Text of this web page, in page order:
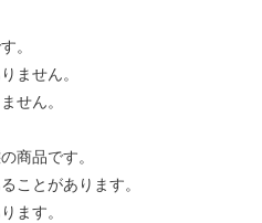
。
ません。
せん。
品です。
とがあります。
ます。